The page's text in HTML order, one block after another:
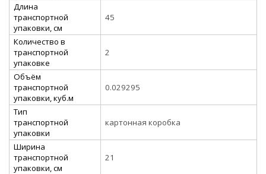
Длина
транспортной
упаковки, см
45
Количество в
транспортной
упаковке
2
Объём
транспортной
упаковки, куб.м
0.029295
Тип
транспортной
упаковки
картонная коробка
Ширина
транспортной
упаковки, см
21